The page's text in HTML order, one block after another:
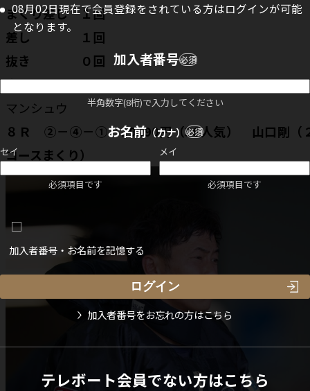
08月02日現在で会員登録をされている方はログインが可能
となります。
加入者番号必須
半角数字(8桁)で入力してください
お名前（カナ） 必須
セイ
必須項目です
メイ
必須項目です
加入者番号・お名前を記憶する
加入者番号をお忘れの方はこちら
テレボート会員でない方はこちら
まくり差し １回
差し １回
抜き ０回
恵まれ ０回
マンシュウ
８Ｒ ②－④－① 19290円（36人気） 山口剛（
コースまくり）